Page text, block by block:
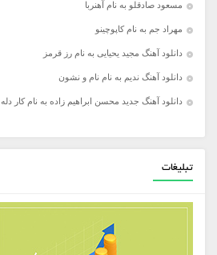
مسعود صادقلو به نام آهنربا
مهراد جم به نام کاپوچینو
دانلود آهنگ مجید یحیایی به نام رز قرمز
دانلود آهنگ ندیم به نام نام و نشون
دانلود آهنگ جدید محسن ابراهیم زاده به نام کار دله
تبلیغات